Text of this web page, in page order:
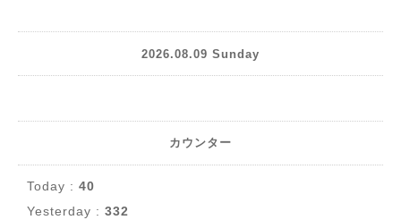
2026.08.09 Sunday
カウンター
Today : 40
Yesterday : 332